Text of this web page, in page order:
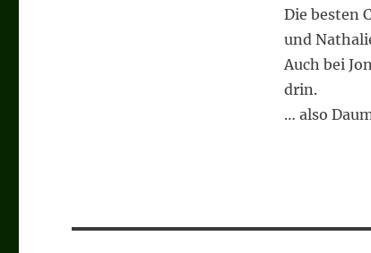
Die besten
und
Auch bei
drin.
… also